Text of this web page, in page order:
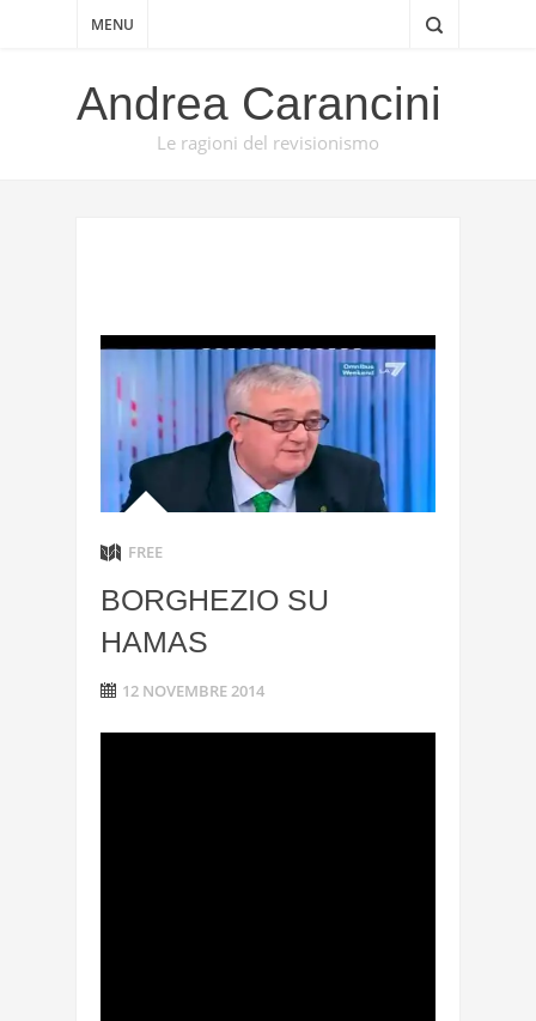
MENU
Andrea Carancini
Le ragioni del revisionismo
FREE
BORGHEZIO SU
HAMAS
12 NOVEMBRE 2014